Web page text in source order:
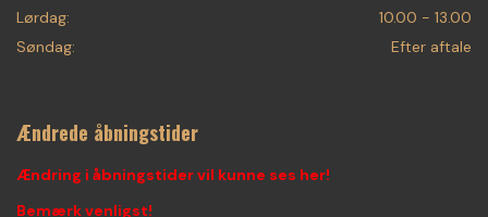
Lørdag:
10.00 - 13.00
Søndag:
Efter aftale
Ændrede åbningstider
Ændring i åbningstider vil kunne ses her!
Bemærk venligst!